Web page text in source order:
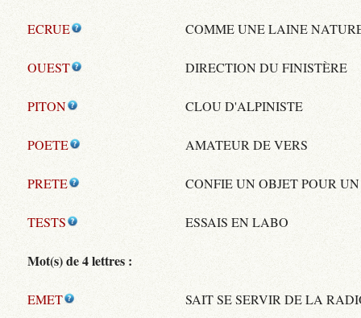
ECRUE COMME UNE LAINE
OUEST DIRECTION DU FINISTÈRE
PITON CLOU D'ALPINISTE
POETE AMATEUR DE VERS
PRETE CONFIE UN OBJET POUR
TESTS ESSAIS EN LABO
Mot(s) de 4 lettres :
EMET SAIT SE SERVIR DE LA